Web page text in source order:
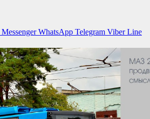
Messenger WhatsApp Telegram Viber Line